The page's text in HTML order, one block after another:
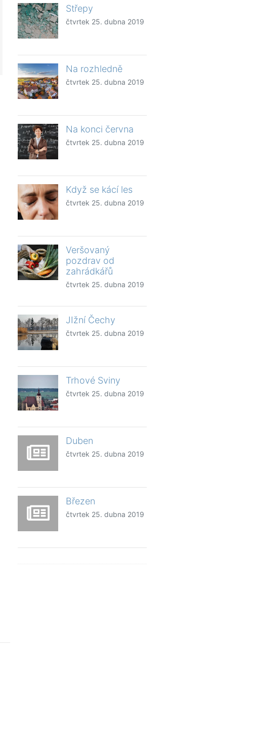
Střepy
čtvrtek 25. dubna 2019
Na rozhledně
čtvrtek 25. dubna 2019
Na konci června
čtvrtek 25. dubna 2019
Když se kácí les
čtvrtek 25. dubna 2019
Veršovaný
pozdrav od
zahrádkářů
čtvrtek 25. dubna 2019
JIžní Čechy
čtvrtek 25. dubna 2019
Trhové Sviny
čtvrtek 25. dubna 2019
Duben
čtvrtek 25. dubna 2019
Březen
čtvrtek 25. dubna 2019